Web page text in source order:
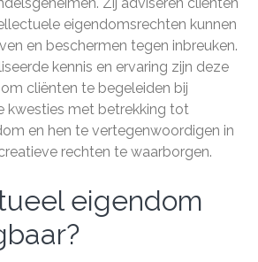
eigendomsrechten kunnen
en beschermen tegen inbreuken.
kennis en ervaring zijn deze
cliënten te begeleiden bij
kwesties met betrekking tot
en hen te vertegenwoordigen in
rechten te waarborgen.
eigendom